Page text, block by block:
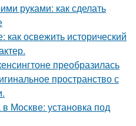
руками: как сделать
освежить исторический
преобразилась
пространство с
Москве: установка под